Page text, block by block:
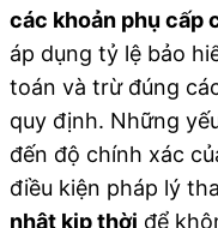
các khoản phụ cấp
áp dụng tỷ lệ bảo
toán và trừ đúng
quy định. Những
đến độ chính xác
điều kiện pháp lý
nhật kịp thời để